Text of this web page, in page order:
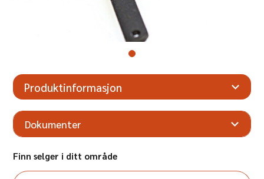
Produktinformasjon
Dokumenter
Finn selger i ditt område